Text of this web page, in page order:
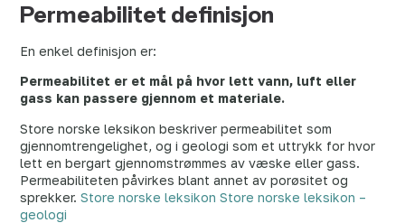
Permeabilitet definisjon
En enkel definisjon er:
Permeabilitet er et mål på hvor lett vann, luft eller
gass kan passere gjennom et materiale.
Store norske leksikon beskriver permeabilitet som
gjennomtrengelighet, og i geologi som et uttrykk for hvor
lett en bergart gjennomstrømmes av væske eller gass.
Permeabiliteten påvirkes blant annet av porøsitet og
sprekker.Store norske leksikon Store norske leksikon –
geologi